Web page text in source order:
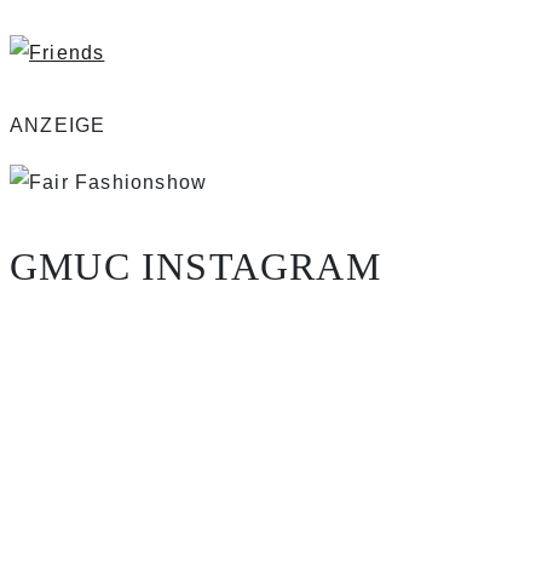
ANZEIGE
GMUC INSTAGRAM